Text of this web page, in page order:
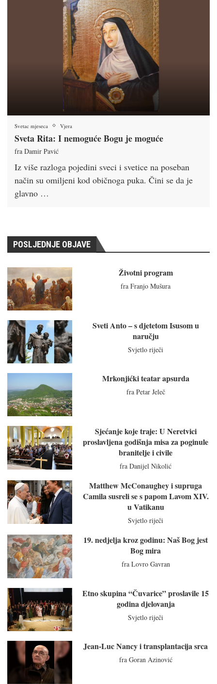
Svetac mjeseca Vjera
Sveta Rita: I nemoguće Bogu je moguće
fra Damir Pavić
Iz više razloga pojedini sveci i svetice na poseban
način su omiljeni kod običnoga puka. Čini se da je
glavno …
POSLJEDNJE OBJAVE
Životni program
fra Franjo Mušura
Sveti Anto – s djetetom Isusom u
naručju
Svjetlo riječi
Mrkonjićki teatar apsurda
fra Petar Jeleč
Sjećanje koje traje: U Neretvici
proslavljena godišnja misa za poginule
branitelje i civile
fra Danijel Nikolić
Matthew McConaughey i supruga
Camila susreli se s papom Lavom XIV.
u Vatikanu
Svjetlo riječi
19. nedjelja kroz godinu: Naš Bog jest
Bog mira
fra Lovro Gavran
Etno skupina “Čuvarice” proslavile 15
godina djelovanja
Svjetlo riječi
Jean-Luc Nancy i transplantacija srca
fra Goran Azinović